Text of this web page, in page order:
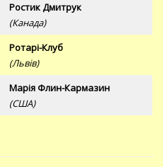
Ростик Дмитрук
(Канада)
Ротарі-Клуб
(Львів)
Марія Флин-Кармазин
(США)